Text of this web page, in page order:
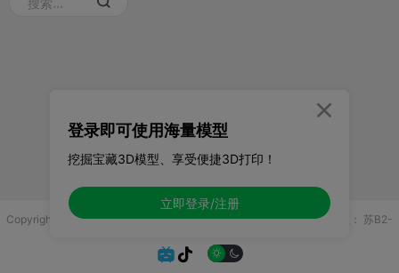
Copyright © 2025 无锡控博科技有限公司 版权所有增值电信业务许可证： 苏B2-
 
登录即可使用海量模型
挖掘宝藏3D模型、享受便捷3D打印！
立即登录/注册
